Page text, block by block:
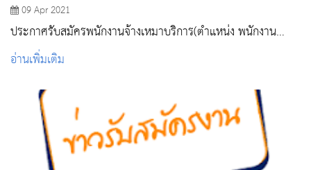
09 Apr 2021
ประกาศรับสมัครพนักงานจ้างเหมาบริการ(ตำแหน่ง พนักงาน
รักษาความปลอดภัย)
อ่านเพิ่มเติม